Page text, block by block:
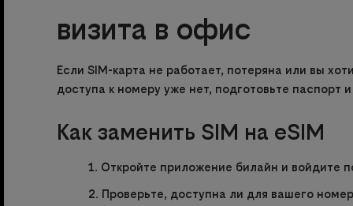
визита в офис
Если SIM-карта не работает, потеряна или вы
доступа к номеру уже нет, подготовьте паспорт
Как заменить SIM на eSIM
Откройте приложение билайн и войдите
Проверьте, доступна ли для вашего